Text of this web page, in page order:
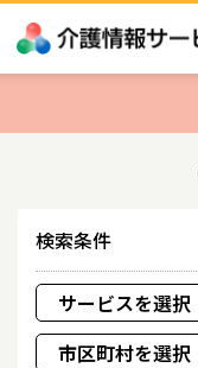
検索条件
サービスを選択
市区町村を選択